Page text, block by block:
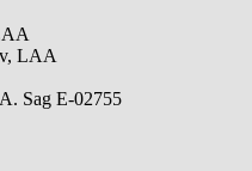
LAA
Sag E-02755